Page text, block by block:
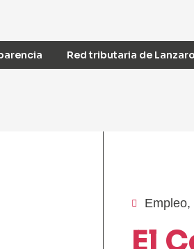
Red tributaria de
Empleo,
El